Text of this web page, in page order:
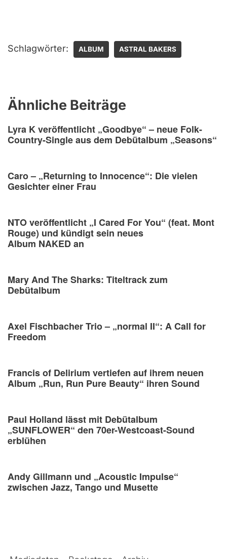
Schlagwörter: ALBUM ASTRAL BAKERS
Ähnliche Beiträge
Lyra K veröffentlicht „Goodbye“ – neue Folk-
Country-Single aus dem Debütalbum „Seasons“
Caro – „Returning to Innocence“: Die vielen
Gesichter einer Frau
NTO veröffentlicht „I Cared For You“ (feat. Mont
Rouge) und kündigt sein neues
Album NAKED an
Mary And The Sharks: Titeltrack zum
Debütalbum
Axel Fischbacher Trio – „normal II“: A Call for
Freedom
Francis of Delirium vertiefen auf ihrem neuen
Album „Run, Run Pure Beauty“ ihren Sound
Paul Holland lässt mit Debütalbum
„SUNFLOWER“ den 70er-Westcoast-Sound
erblühen
Andy Gillmann und „Acoustic Impulse“
zwischen Jazz, Tango und Musette